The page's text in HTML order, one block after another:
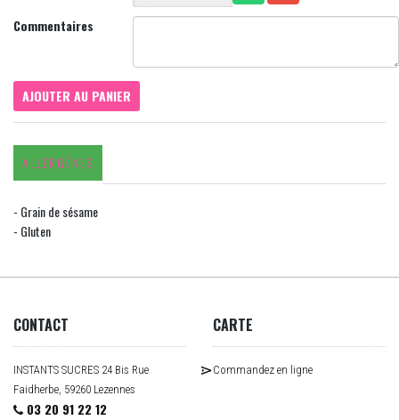
Commentaires
AJOUTER AU PANIER
ALLERGÈNES
- Grain de sésame
- Gluten
CONTACT
INSTANTS SUCRES 24 Bis Rue
Faidherbe, 59260 Lezennes
03 20 91 22 12
CARTE
Commandez en ligne